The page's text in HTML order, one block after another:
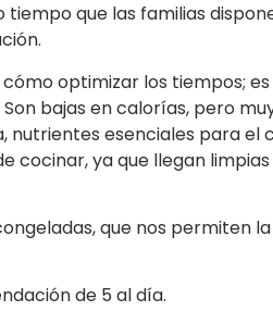
que las familias
optimizar los tiempos;
bajas en calorías, pero
nutrientes esenciales para el
cocinar, ya que llegan
que nos permiten la
de 5 al día.